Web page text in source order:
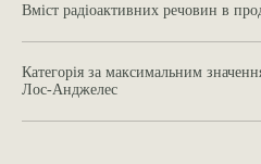
Вміст радіоактивних речовин в
Категорія за максимальним
Лос-Анджелес